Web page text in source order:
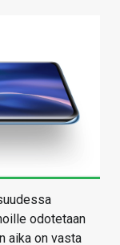
odotetaan
aika on vasta